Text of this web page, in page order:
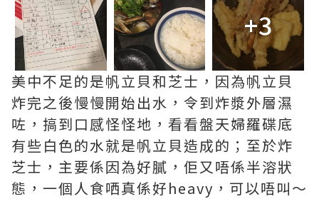
+3
美中不足的是帆立貝和芝士，因為帆立貝
炸完之後慢慢開始出水，令到炸漿外層濕
咗，搞到口感怪怪地，看看盤天婦羅碟底
有些白色的水就是帆立貝造成的；至於炸
芝士，主要係因為好膩，佢又唔係半溶狀
態，一個人食哂真係好heavy，可以唔叫～